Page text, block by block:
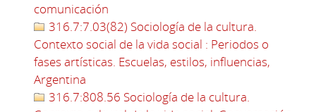
comunicación
316.7:7.03(82) Sociología de la cultura.
Contexto social de la vida social : Periodos o
fases artísticas. Escuelas, estilos, influencias,
Argentina
316.7:808.56 Sociología de la cultura.